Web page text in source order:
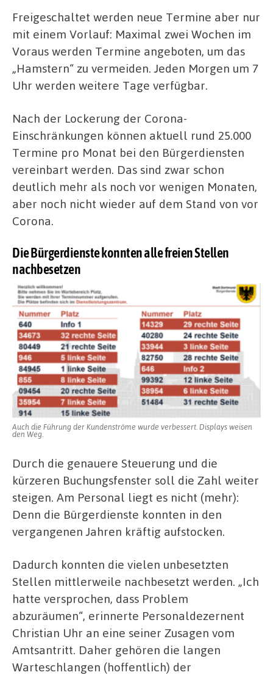
Freigeschaltet werden neue Termine aber nur
mit einem Vorlauf: Maximal zwei Wochen im
Voraus werden Termine angeboten, um das
„Hamstern“ zu vermeiden. Jeden Morgen um 7
Uhr werden weitere Tage verfügbar.
Nach der Lockerung der Corona-
Einschränkungen können aktuell rund 25.000
Termine pro Monat bei den Bürgerdiensten
vereinbart werden. Das sind zwar schon
deutlich mehr als noch vor wenigen Monaten,
aber noch nicht wieder auf dem Stand von vor
Corona.
Die Bürgerdienste konnten alle freien Stellen
nachbesetzen
Auch die Führung der Kundenströme wurde verbessert. Displays weisen
den Weg.
Durch die genauere Steuerung und die
kürzeren Buchungsfenster soll die Zahl weiter
steigen. Am Personal liegt es nicht (mehr):
Denn die Bürgerdienste konnten in den
vergangenen Jahren kräftig aufstocken.
Dadurch konnten die vielen unbesetzten
Stellen mittlerweile nachbesetzt werden. „Ich
hatte versprochen, dass Problem
abzuräumen“, erinnerte Personaldezernent
Christian Uhr an eine seiner Zusagen vom
Amtsantritt. Daher gehören die langen
Warteschlangen (hoffentlich) der